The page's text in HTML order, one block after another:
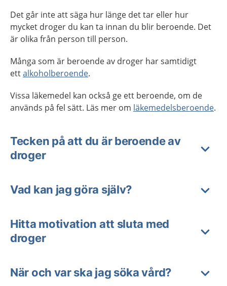
Det går inte att säga hur länge det tar eller hur
mycket droger du kan ta innan du blir beroende. Det
är olika från person till person.
Många som är beroende av droger har samtidigt
ettalkoholberoende.
Vissa läkemedel kan också ge ett beroende, om de
används på fel sätt. Läs mer om läkemedelsberoende.
Tecken på att du är beroende av
droger
Vad kan jag göra själv?
Hitta motivation att sluta med
droger
När och var ska jag söka vård?